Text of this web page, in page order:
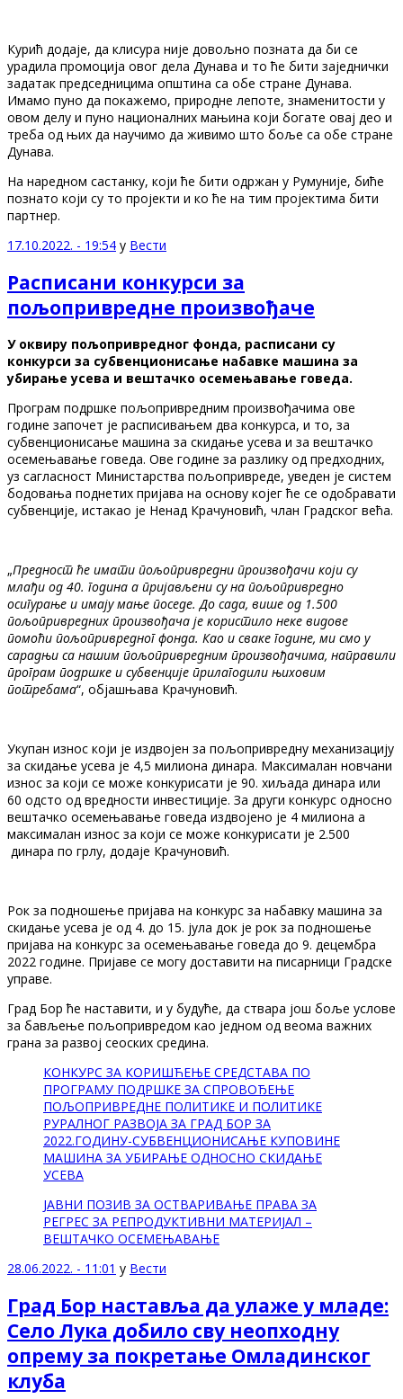
Курић додаје, да клисура није довољно позната да би се
урадила промоција овог дела Дунава и то ће бити заједнички
задатак председницима општина са обе стране Дунава.
Имамо пуно да покажемо, природне лепоте, знаменитости у
овом делу и пуно националних мањина који богате овај део и
треба од њих да научимо да живимо што боље са обе стране
Дунава.
На наредном састанку, који ће бити одржан у Румуније, биће
познато који су то пројекти и ко ће на тим пројектима бити
партнер.
17.10.2022. - 19:54 у Вести
Расписани конкурси за
пољопривредне произвођаче
У оквиру пољопривредног фонда, расписани су
конкурси за субвенционисање набавке машина за
убирање усева и вештачко осемењавање говеда.
Програм подршке пољопривредним произвођачима ове
године започет је расписивањем два конкурса, и то, за
субвенционисање машина за скидање усева и за вештачко
осемењавање говеда. Ове године за разлику од предходних,
уз сагласност Министарства пољопривреде, уведен је систем
бодовања поднетих пријава на основу којег ће се одобравати
субвенције, истакао је Ненад Крачуновић, члан Градског већа.
„Предност ће имати пољопривредни произвођачи који су
млађи од 40. година а пријављени су на пољопривредно
осигурање и имају мање поседе. До сада, више од 1.500
пољопривредних произвођача је користило неке видове
помоћи пољопривредног фонда. Као и сваке године, ми смо у
сарадњи са нашим пољопривредним произвођачима, направили
програм подршке и субвенције прилагодили њиховим
потребама“, објашњава Крачуновић.
Укупан износ који је издвојен за пољопривредну механизацију
за скидање усева је 4,5 милиона динара. Максималан новчани
износ за који се може конкурисати је 90. хиљада динара или
60 одсто од вредности инвестиције. За други конкурс односно
вештачко осемењавање говеда издвојено је 4 милиона а
максималан износ за који се може конкурисати је 2.500
динара по грлу, додаје Крачуновић.
Рок за подношење пријава на конкурс за набавку машина за
скидање усева је од 4. до 15. јула док је рок за подношење
пријава на конкурс за осемењавање говеда до 9. децембра
2022 године. Пријаве се могу доставити на писарници Градске
управе.
Град Бор ће наставити, и у будуће, да ствара још боље услове
за бављење пољопривредом као једном од веома важних
грана за развој сеоских средина.
КОНКУРС ЗА КОРИШЋЕЊЕ СРЕДСТАВА ПО
ПРОГРАМУ ПОДРШКЕ ЗА СПРОВОЂЕЊЕ
ПОЉОПРИВРЕДНЕ ПОЛИТИКЕ И ПОЛИТИКЕ
РУРАЛНОГ РАЗВОЈА ЗА ГРАД БОР ЗА
2022.ГОДИНУ-СУБВЕНЦИОНИСАЊЕ КУПОВИНЕ
МАШИНА ЗА УБИРАЊЕ ОДНОСНО СКИДАЊЕ
УСЕВА
ЈАВНИ ПОЗИВ ЗА ОСТВАРИВАЊЕ ПРАВА ЗА
РЕГРЕС ЗА РЕПРОДУКТИВНИ МАТЕРИЈАЛ –
ВЕШТАЧКО ОСЕМЕЊАВАЊЕ
28.06.2022. - 11:01 у Вести
Град Бор наставља да улаже у младе:
Село Лука добило сву неопходну
опрему за покретање Омладинског
клуба